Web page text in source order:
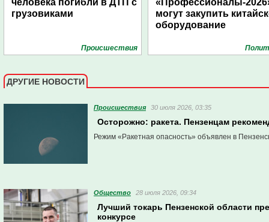
человека погибли в ДТП с
грузовиками
Проиcшествия
«Профессионалы-
могут закупить
оборудование
ДРУГИЕ НОВОСТИ
Проиcшествия 30 июля 2026, 03:35
Осторожно: ракета. Пензенцам
Режим «Ракетная опасность» объявлен в
Общество 28 июля 2026, 09:34
Лучший токарь Пензенской области
конкурсе